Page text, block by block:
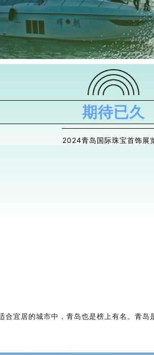
期待已久
2024青岛国际珠宝首饰展
合宜居的城市中，青岛也是榜上有名。青